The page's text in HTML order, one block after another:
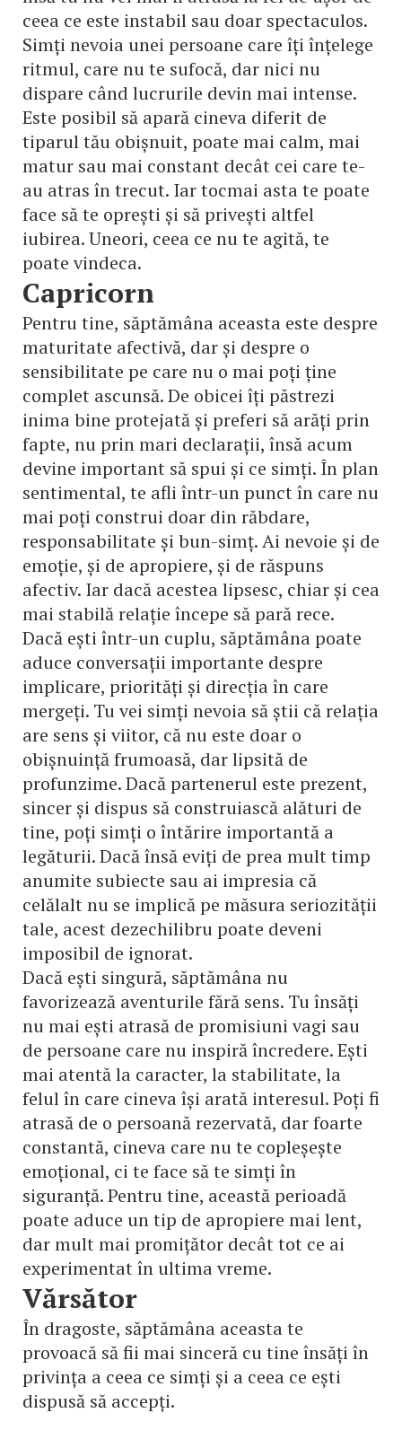
ceea ce este instabil sau doar spectaculos.
Simți nevoia unei persoane care îți înțelege
ritmul, care nu te sufocă, dar nici nu
dispare când lucrurile devin mai intense.
Este posibil să apară cineva diferit de
tiparul tău obișnuit, poate mai calm, mai
matur sau mai constant decât cei care te-
au atras în trecut. Iar tocmai asta te poate
face să te oprești și să privești altfel
iubirea. Uneori, ceea ce nu te agită, te
poate vindeca.
Capricorn
Pentru tine, săptămâna aceasta este despre
maturitate afectivă, dar și despre o
sensibilitate pe care nu o mai poți ține
complet ascunsă. De obicei îți păstrezi
inima bine protejată și preferi să arăți prin
fapte, nu prin mari declarații, însă acum
devine important să spui și ce simți. În plan
sentimental, te afli într-un punct în care nu
mai poți construi doar din răbdare,
responsabilitate și bun-simț. Ai nevoie și de
emoție, și de apropiere, și de răspuns
afectiv. Iar dacă acestea lipsesc, chiar și cea
mai stabilă relație începe să pară rece.
Dacă ești într-un cuplu, săptămâna poate
aduce conversații importante despre
implicare, priorități și direcția în care
mergeți. Tu vei simți nevoia să știi că relația
are sens și viitor, că nu este doar o
obișnuință frumoasă, dar lipsită de
profunzime. Dacă partenerul este prezent,
sincer și dispus să construiască alături de
tine, poți simți o întărire importantă a
legăturii. Dacă însă eviți de prea mult timp
anumite subiecte sau ai impresia că
celălalt nu se implică pe măsura seriozității
tale, acest dezechilibru poate deveni
imposibil de ignorat.
Dacă ești singură, săptămâna nu
favorizează aventurile fără sens. Tu însăți
nu mai ești atrasă de promisiuni vagi sau
de persoane care nu inspiră încredere. Ești
mai atentă la caracter, la stabilitate, la
felul în care cineva își arată interesul. Poți fi
atrasă de o persoană rezervată, dar foarte
constantă, cineva care nu te copleșește
emoțional, ci te face să te simți în
siguranță. Pentru tine, această perioadă
poate aduce un tip de apropiere mai lent,
dar mult mai promițător decât tot ce ai
experimentat în ultima vreme.
Vărsător
În dragoste, săptămâna aceasta te
provoacă să fii mai sinceră cu tine însăți în
privința a ceea ce simți și a ceea ce ești
dispusă să accepți.